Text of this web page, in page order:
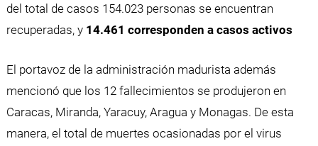
del total de casos 154.023 personas se encuentran
recuperadas, y 14.461 corresponden a casos activos
El portavoz de la administración madurista además
mencionó que los 12 fallecimientos se produjeron en
Caracas, Miranda, Yaracuy, Aragua y Monagas. De esta
manera, el total de muertes ocasionadas por el virus